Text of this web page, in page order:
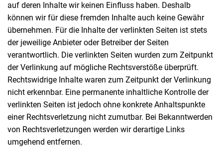
auf deren Inhalte wir keinen Einfluss haben. Deshalb
können wir für diese fremden Inhalte auch keine Gewähr
übernehmen. Für die Inhalte der verlinkten Seiten ist stets
der jeweilige Anbieter oder Betreiber der Seiten
verantwortlich. Die verlinkten Seiten wurden zum Zeitpunkt
der Verlinkung auf mögliche Rechtsverstöße überprüft.
Rechtswidrige Inhalte waren zum Zeitpunkt der Verlinkung
nicht erkennbar. Eine permanente inhaltliche Kontrolle der
verlinkten Seiten ist jedoch ohne konkrete Anhaltspunkte
einer Rechtsverletzung nicht zumutbar. Bei Bekanntwerden
von Rechtsverletzungen werden wir derartige Links
umgehend entfernen.